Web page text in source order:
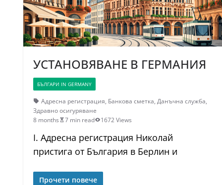
УСТАНОВЯВАНЕ В ГЕРМАНИЯ
БЪЛГАРИ IN GERMANY
Адресна регистрация, Банкова сметка, Данъчна служба,
Здравно осигуряване
8 months
7 min read 1672 Views
I. Адресна регистрация Николай
пристига от България в Берлин и
Прочети повече